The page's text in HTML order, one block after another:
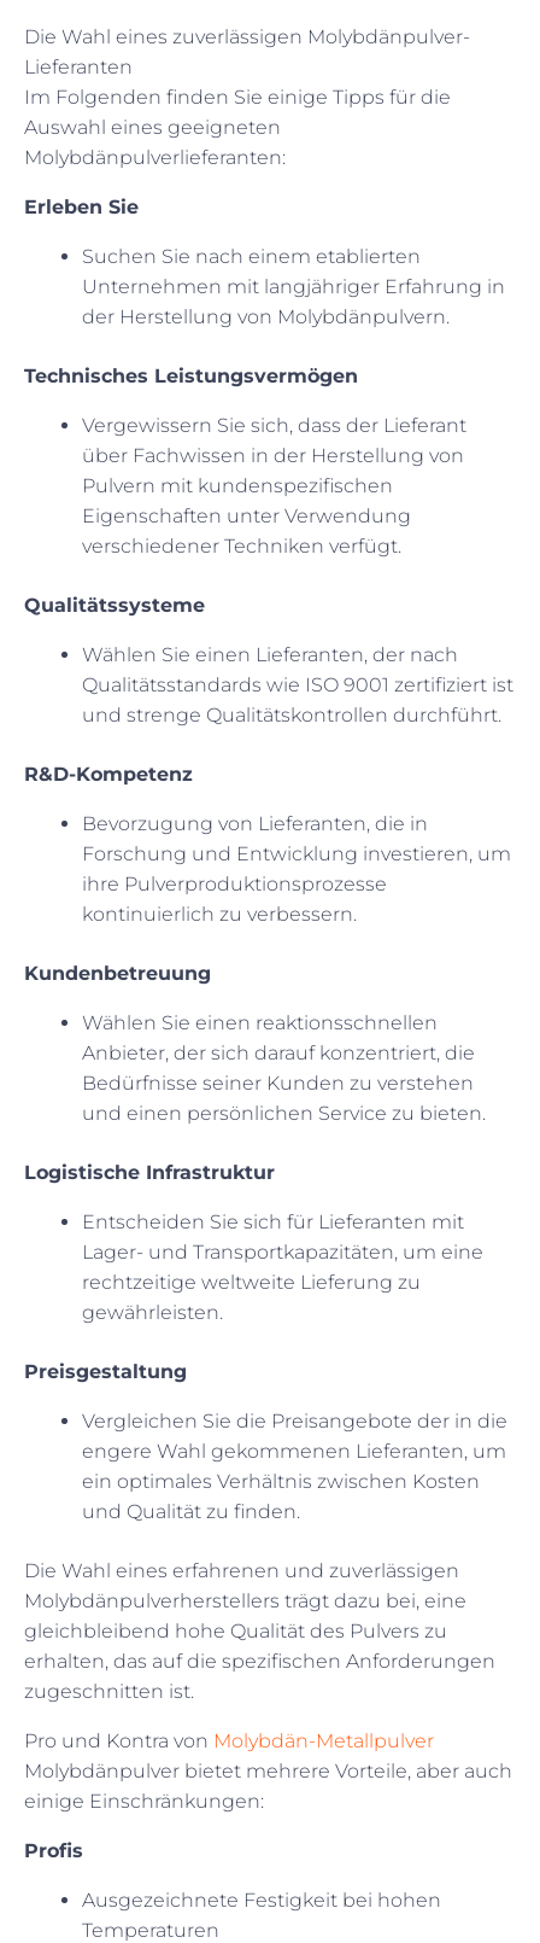
Die Wahl eines zuverlässigen Molybdänpulver-
Lieferanten
Im Folgenden finden Sie einige Tipps für die
Auswahl eines geeigneten
Molybdänpulverlieferanten:
Erleben Sie
Suchen Sie nach einem etablierten
Unternehmen mit langjähriger Erfahrung in
der Herstellung von Molybdänpulvern.
Technisches Leistungsvermögen
Vergewissern Sie sich, dass der Lieferant
über Fachwissen in der Herstellung von
Pulvern mit kundenspezifischen
Eigenschaften unter Verwendung
verschiedener Techniken verfügt.
Qualitätssysteme
Wählen Sie einen Lieferanten, der nach
Qualitätsstandards wie ISO 9001 zertifiziert ist
und strenge Qualitätskontrollen durchführt.
R&D-Kompetenz
Bevorzugung von Lieferanten, die in
Forschung und Entwicklung investieren, um
ihre Pulverproduktionsprozesse
kontinuierlich zu verbessern.
Kundenbetreuung
Wählen Sie einen reaktionsschnellen
Anbieter, der sich darauf konzentriert, die
Bedürfnisse seiner Kunden zu verstehen
und einen persönlichen Service zu bieten.
Logistische Infrastruktur
Entscheiden Sie sich für Lieferanten mit
Lager- und Transportkapazitäten, um eine
rechtzeitige weltweite Lieferung zu
gewährleisten.
Preisgestaltung
Vergleichen Sie die Preisangebote der in die
engere Wahl gekommenen Lieferanten, um
ein optimales Verhältnis zwischen Kosten
und Qualität zu finden.
Die Wahl eines erfahrenen und zuverlässigen
Molybdänpulverherstellers trägt dazu bei, eine
gleichbleibend hohe Qualität des Pulvers zu
erhalten, das auf die spezifischen Anforderungen
zugeschnitten ist.
Pro und Kontra von Molybdän-Metallpulver
Molybdänpulver bietet mehrere Vorteile, aber auch
einige Einschränkungen:
Profis
Ausgezeichnete Festigkeit bei hohen
Temperaturen